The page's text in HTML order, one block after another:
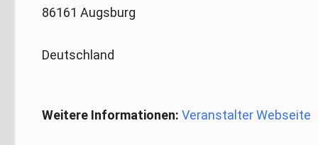
86161 Augsburg
Deutschland
Weitere Informationen: Veranstalter Webseite